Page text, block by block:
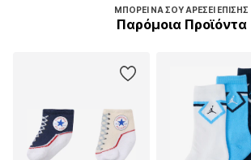
ΜΠΟΡΕΊ ΝΑ ΣΟΥ ΑΡΈΣΕΙ ΕΠΊΣΗΣ
Παρόμοια Προϊόντα